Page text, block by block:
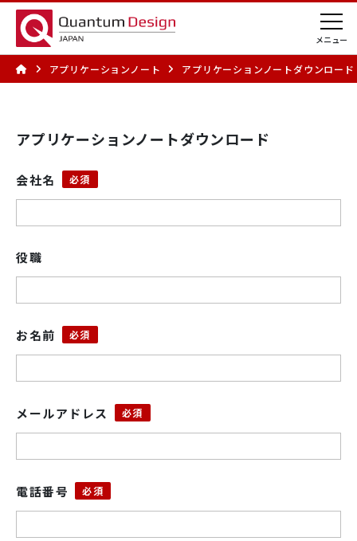
アプリケーションノート アプリケーションノートダウンロー
アプリケーションノートダウンロード
会社名
役職
お名前
メールアドレス
電話番号